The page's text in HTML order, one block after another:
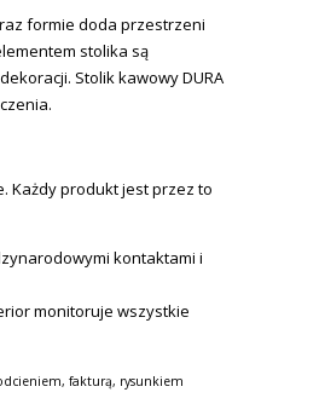
formie doda przestrzeni
stolika są
Stolik kawowy DURA
Każdy produkt jest przez to
kontaktami i
monitoruje wszystkie
fakturą, rysunkiem